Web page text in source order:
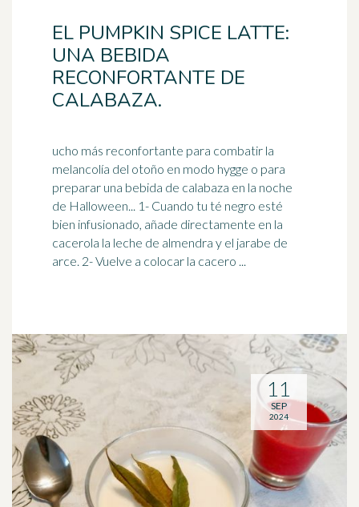
EL PUMPKIN SPICE LATTE:
UNA BEBIDA
RECONFORTANTE DE
CALABAZA.
ucho más reconfortante para combatir la
melancolía del otoño en modo hygge o para
preparar una bebida de calabaza en la noche
de Halloween... 1- Cuando tu té negro esté
bien infusionado, añade directamente en la
cacerola la leche de almendra y el jarabe de
arce. 2- Vuelve a colocar la cacero ...
11
SEP
2024